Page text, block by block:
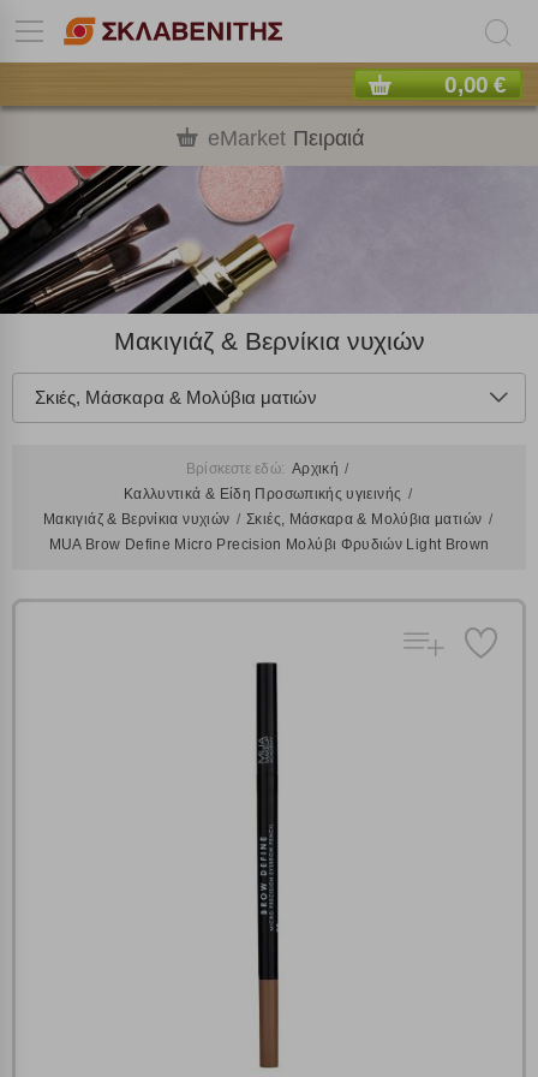
0,00 €
eMarket Πειραιά
Μακιγιάζ & Βερνίκια νυχιών
Σκιές, Μάσκαρα & Μολύβια ματιών
Βρίσκεστε εδώ: Αρχική
Καλλυντικά & Είδη Προσωπικής υγιεινής
Μακιγιάζ & Βερνίκια νυχιών
Σκιές, Μάσκαρα & Μολύβια ματιών
MUA Brow Define Micro Precision Μολύβι Φρυδιών Light Brown
Πολλαπλή αναζήτηση
Χρησιμοποιήστε τη για πιο γρήγορη αναζήτηση
Γράψτε τα προϊόντα που επιθυμείτε, με κόμμα ανάμεσά